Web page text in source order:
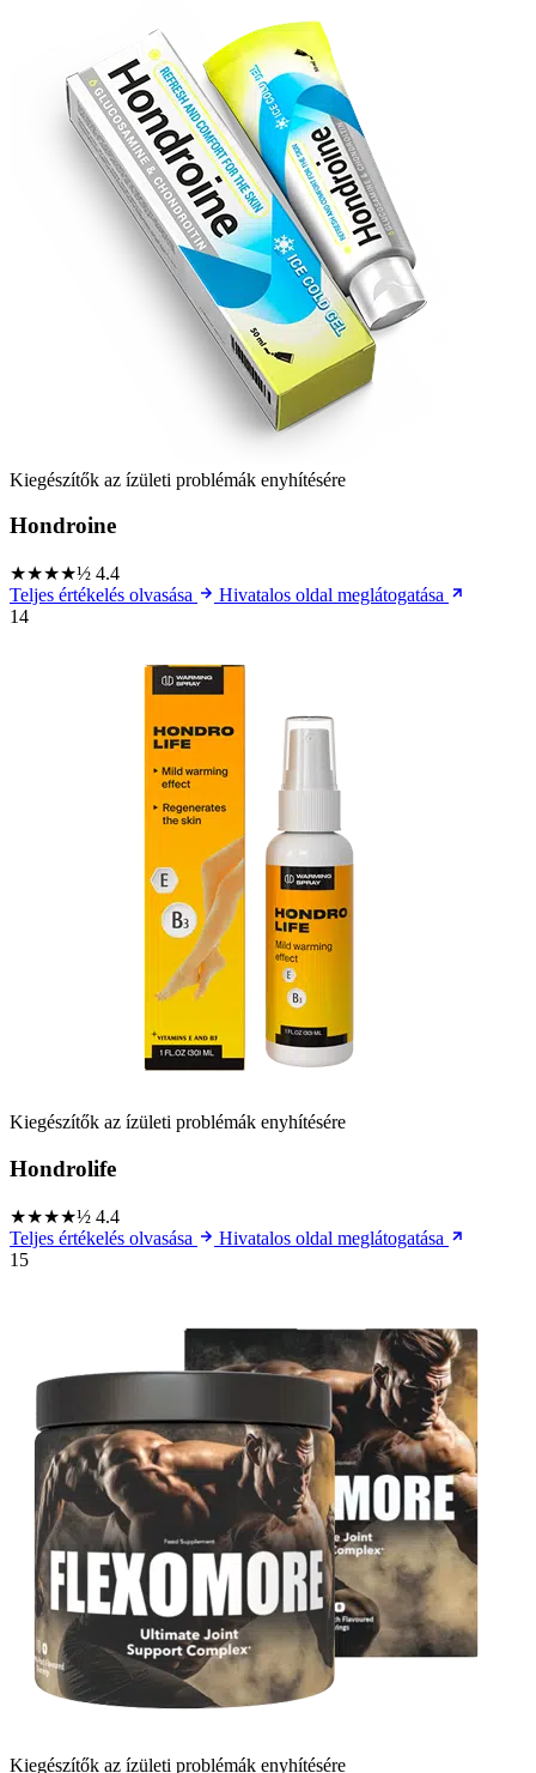
Kiegészítők az ízületi problémák enyhítésére
Hondroine
★★★★½ 4.4
Teljes értékelés olvasása
Hivatalos oldal meglátogatása
14
Kiegészítők az ízületi problémák enyhítésére
Hondrolife
★★★★½ 4.4
Teljes értékelés olvasása
Hivatalos oldal meglátogatása
15
Kiegészítők az ízületi problémák enyhítésére